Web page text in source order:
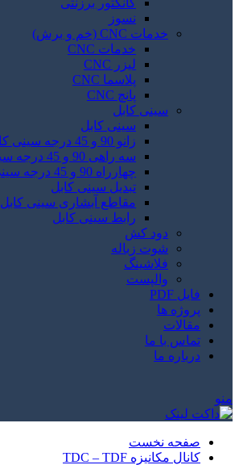
کانکتور برزنتی
نسوز
خدمات CNC (خم و برش)
خدمات CNC
لیزر CNC
پلاسما CNC
پانچ CNC
سینی کابل
سینی کابل
زانو 90 و 45 درجه سینی کابل افقی
سه راهی 90 و 45 درجه سینی کابل
چهارراه 90 و 45 درجه سینی کابل
تبدیل سینی کابل
مقاطع آبشاری سینی کابل
رابط سینی کابل
دود کش
شوت زباله
فلاشینگ
والپست
فایل PDF
پروژه ها
مقالات
تماس با ما
درباره ما
منو
صفحه نخست
کانال مکانیزه TDC – TDF